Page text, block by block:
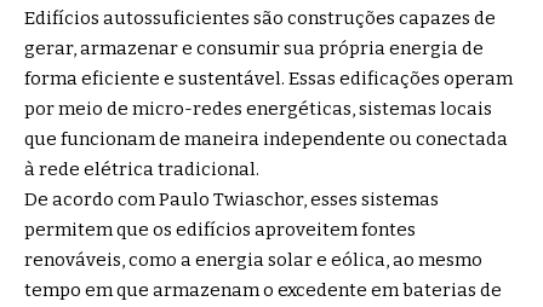
Edifícios autossuficientes são construções capazes de
gerar, armazenar e consumir sua própria energia de
forma eficiente e sustentável. Essas edificações operam
por meio de micro-redes energéticas, sistemas locais
que funcionam de maneira independente ou conectada
à rede elétrica tradicional.
De acordo com Paulo Twiaschor, esses sistemas
permitem que os edifícios aproveitem fontes
renováveis, como a energia solar e eólica, ao mesmo
tempo em que armazenam o excedente em baterias de